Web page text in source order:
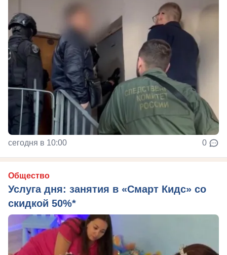
сегодня в 10:00 0
Общество
Услуга дня: занятия в «Смарт Кидс» со
скидкой 50%*